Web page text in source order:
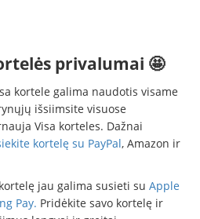
privalumai 🤩
kortele galima naudotis visame
išsiimsite visuose
Visa korteles. Dažnai
kortelę su PayPal, Amazon ir
jau galima susieti su Apple
Pay. Pridėkite savo kortelę ir